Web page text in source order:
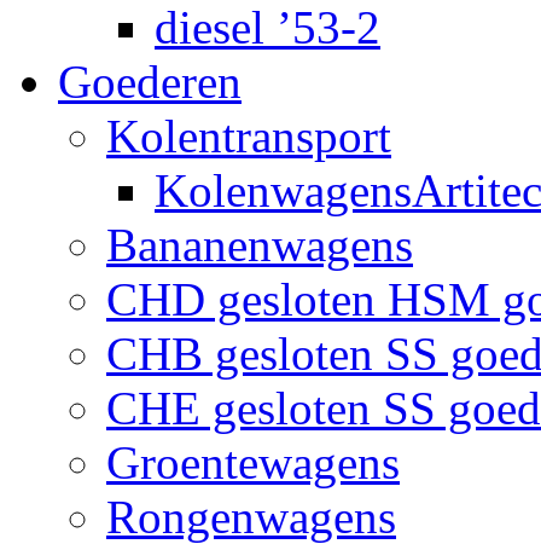
diesel ’53-2
Goederen
Kolentransport
KolenwagensArtitec
Bananenwagens
CHD gesloten HSM
CHB gesloten SS
CHE gesloten SS
Groentewagens
Rongenwagens